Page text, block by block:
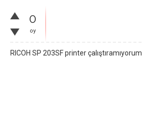
0
oy
RICOH SP 203SF printer çalıştıramıyorum